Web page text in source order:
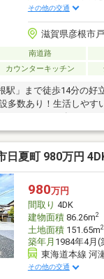
その他の交通
滋賀県彦根市
南道路
カウンターキッチン
駅」まで徒歩14分の好
多数あり！生活しやす
したスペース有り！
日夏町 980万円
980万円
間取り 4DK
建物面積86.26m2
土地面積151.65m2
築年月 1984年4月(
東海道本線 河
その他の交通